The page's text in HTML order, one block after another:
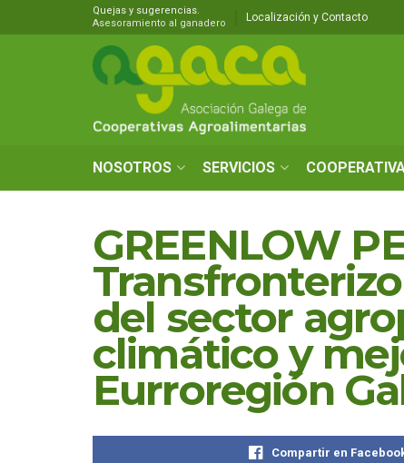
Quejas y sugerencias.
Asesoramiento al ganadero
Localización y Contacto
NOSOTROS SERVICIOS
GREENLOW
del sector
climático y
Eurroregión
Compartir en